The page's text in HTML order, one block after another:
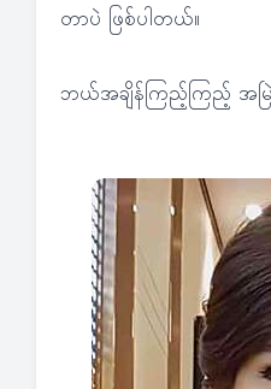
တာပဲ ဖြစ်ပါတယ်။
ဘယ်အချိန်ကြည့်ကြည့် အမ